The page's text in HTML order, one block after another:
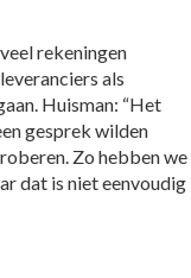
rekeningen
als
Huisman: “Het
gesprek wilden
Zo hebben we
dat is niet eenvoudig